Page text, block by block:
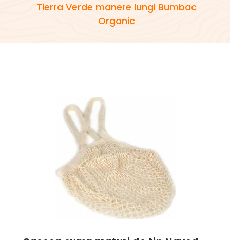
Tierra Verde manere lungi Bumbac
Organic